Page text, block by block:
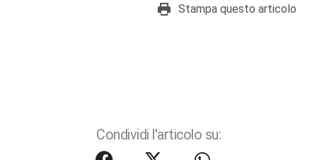
Stampa questo articolo
Condividi l'articolo su: